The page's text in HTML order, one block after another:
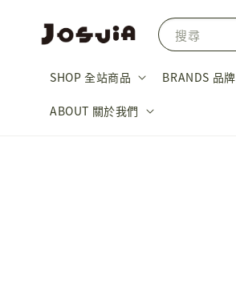
搜尋
SHOP 全站商品 BRANDS 品牌
ABOUT 關於我們